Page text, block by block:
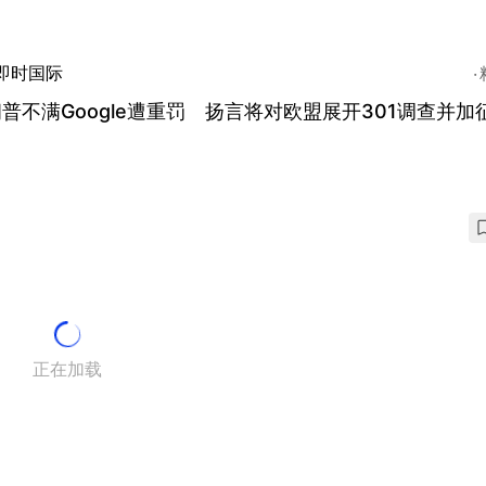
时国际
不满Google遭重罚 扬言将对欧盟展开301调查并加
正在加载